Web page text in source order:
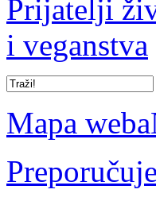
Prijatelji
i veganstva
Mapa weba